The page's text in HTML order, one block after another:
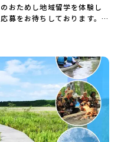
す。名 称：一般財団法人地
：2017年3月代表者：岩本
本町二丁目25-6 みらい
c-platform.or.jp/お問い
「おためし
公式LINEにて配信中！ぜひ
お申し込み：https://c-
でも、お気軽にどうぞ！
どんな体験ができるの？」
さんの素朴な疑問にスタッ
問も可能ですので、ぜひご
。▼お申し込み前に必ずご
ラムへの参加申し込みいた
」への同意が必須となりま
者決定についてお申込みい
日から1週間を目途に、お申
ス宛に「当選／落選メー
ールに記載された「当選確
研修」をご案内する予定で
所・時間】7月28日(火)
とかち帯広空港に到着する
7月30日(木) 15：00頃 とか
港を出発する便で手配くだ
宿泊先】大樹町ワーキング
)で宿泊いただく予定です。
費用のうち、以下の内容が
プログラム内のアクティビテ
は参加者のご負担となりま
代や自由時間の個人飲食費
名（お申し込み多数の場合は
一生の思い出になるはず！
出会う3日間。熱気あふれる
体験のおすすめポイント体
）「オリエンテーショ
び！」 -心をほぐして、出水
で夕食」「1日目の振り返り
オープンスクールに参
校のことを深く知る・もの
際に体験する -ものづくり
灯りをともす「みんなで
（AM）「3日間の振り返り
） 13:00頃 解散（出水駅）
おためし地域留学を体験し
募をお待ちしております。
た」という方も、この機会
合により締め切りを早める
さい！＜体験費・宿泊費が
でここでしかできない「自
ト」を楽しんでみません
ある！」「その地域にしか
元以外の暮らしや文化が気
な中学生のみなさんにおす
本全国約200の高校と連携し
ことができる「地域みらい